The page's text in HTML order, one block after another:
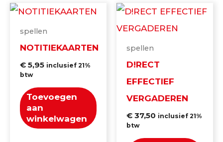
spellen
NOTITIEKAARTEN
€ 5,95 inclusief 21%
btw
Toevoegen
aan
winkelwagen
spellen
D!RECT
EFFECTIEF
VERGADEREN
€ 37,50 inclusief 21%
btw